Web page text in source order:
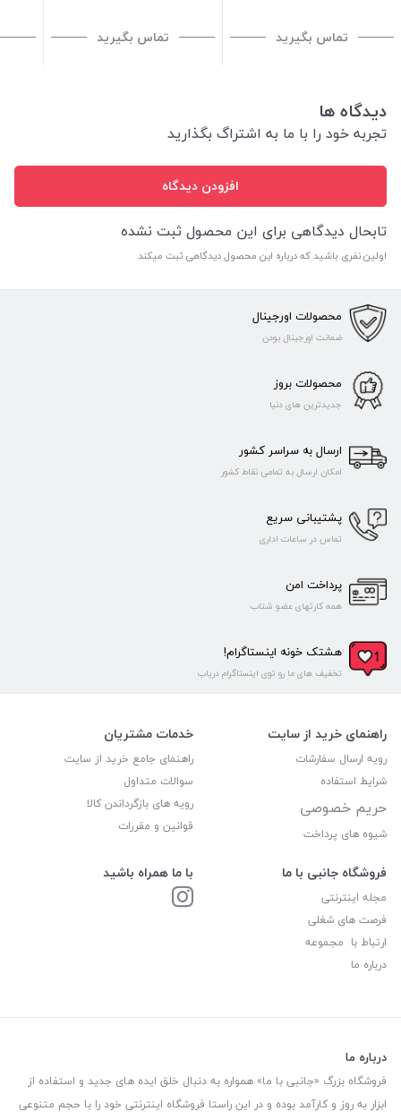
گیگابایت تماس بگیرید
گیگابایت - ویتنامتماس بگیرید
دیدگاه ها
تجربه خود را با ما به اشتراگ بگذارید
افزودن دیدگاه
تابحال دیدگاهی برای این محصول ثبت نشده
اولین نفری باشید که درباره این محصول دیدگاهی ثبت میکند
محصولات اورجینال
ضمانت اورجینال بودن
محصولات بروز
جدیدترین های دنیا
ارسال به سراسر کشور
امکان ارسال به تمامی نقاط کشور
پشتیبانی سریع
تماس در ساعات اداری
پرداخت امن
همه کارتهای عضو شتاب
هشتک خونه اینستاگرام!
تخفیف های ما رو توی اینستاگرام دریاب
راهنمای خرید از سایت
رویه ارسال سفارشات
شرایط استفاده
حریم خصوصی
شیوه های پرداخت
خدمات مشتریان
راهنمای جامع خرید از سایت
سوالات متداول
رویه های بازگرداندن کالا
قوانین و مقررات
فروشگاه جانبی با ما
مجله اینترنتی
فرصت های شغلی
ارتباط با مجموعه
درباره ما
با ما همراه باشید
درباره ما
فروشگاه بزرگ «جانبی با ما» همواره به دنبال خلق ایده های جدید و استفاده از
ابزار به روز و کارآمد بوده و در این راستا فروشگاه اینترنتی خود را با حجم متنوعی